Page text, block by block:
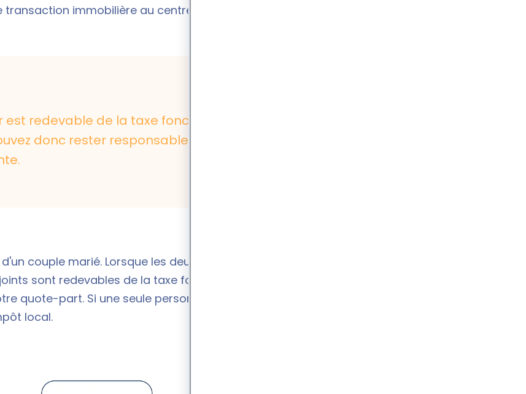
immobilière au centre des
redevable de la taxe foncière
donc rester responsable du
.
couple marié. Lorsque les deux noms
sont redevables de la taxe foncière. Le
quote-part. Si une seule personne a
local.